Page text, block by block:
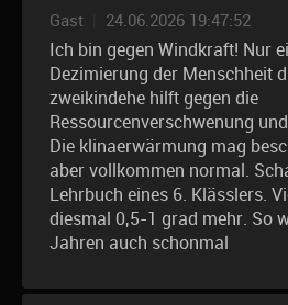
Gast 24.06.2026 19:47:52
Ich bin gegen Windkraft! Nur
Dezimierung der Menschheit
zweikindehe hilft gegen die
Ressourcenverschwenung
Die klinaerwärmung mag
aber vollkommen normal.
Lehrbuch eines 6. Klässlers.
diesmal 0,5-1 grad mehr. So
Jahren auch schonmal